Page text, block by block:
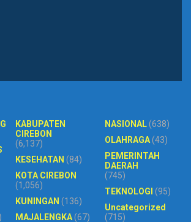
KABUPATEN
CIREBON
(6,137)
KESEHATAN (84)
KOTA CIREBON
(1,056)
KUNINGAN (136)
MAJALENGKA(67)
NASIONAL(638)
OLAHRAGA(43)
PEMERINTAH
DAERAH
(745)
TEKNOLOGI (95)
Uncategorized
(715)